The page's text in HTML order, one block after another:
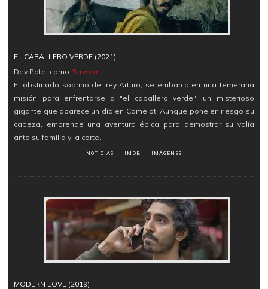
EL CABALLERO VERDE (2021)
Dev Patel como Gawain
El obstinado sobrino del rey Arturo, se embarca en una temeraria
misión para enfrentarse a "el caballero verde", un misterioso
gigante que aparece un día en Camelot. Aunque pone en riesgo su
cabeza, emprende una aventura épica para demostrar su valía
ante su familia y la corte.
NOTICIAS ― IMDB ― IMÁGENES
MODERN LOVE (2019)